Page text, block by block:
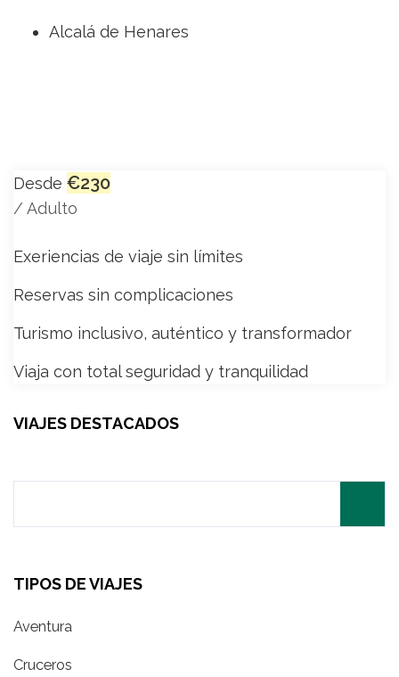
Alcalá de Henares
Desde €230
/ Adulto
Exeriencias de viaje sin límites
Reservas sin complicaciones
Turismo inclusivo, auténtico y transformador
Viaja con total seguridad y tranquilidad
VIAJES DESTACADOS
TIPOS DE VIAJES
Aventura
Cruceros